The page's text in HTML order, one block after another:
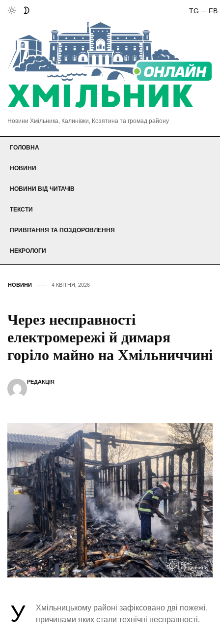
FB
TG
Новини Хмільника, Калинівки, Козятина та громад району
ГОЛОВНА
НОВИНИ
НОВИНИ ВІД ЧИТАЧІВ
ТЕКСТИ
ПРИВІТАННЯ ТА ПОЗДОРОВЛЕННЯ
НЕКРОЛОГИ
НОВИНИ 4 КВІТНЯ, 2026
Через несправності
електромережі й димаря
горіло майно на Хмільниччині
РЕДАКЦІЯ
У
Хмільницькому районі зафіксовано дві пожежі,
причинами яких стали технічні несправності.